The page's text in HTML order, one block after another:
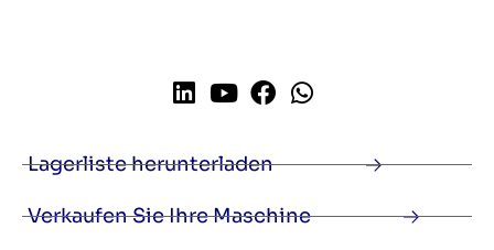
Lagerliste herunterladen
Verkaufen Sie Ihre Maschine